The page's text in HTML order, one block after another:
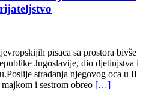
pisaca sa prostora bivše
Jugoslavije, dio djetinjstva i
stradanja njegovog oca u II
i sestrom obreo […]